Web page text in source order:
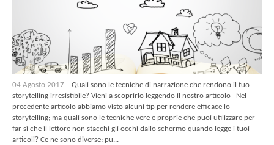
04 Agosto 2017 – Quali sono le tecniche di narrazione che rendono il tuo
storytelling irresistibile? Vieni a scoprirlo leggendo il nostro articolo Nel
precedente articolo abbiamo visto alcuni tip per rendere efficace lo
storytelling; ma quali sono le tecniche vere e proprie che puoi utilizzare per
far sì che il lettore non stacchi gli occhi dallo schermo quando legge i tuoi
articoli? Ce ne sono diverse: pu...